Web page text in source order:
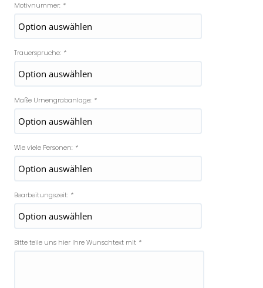
Motivnummer: *
Trauerspruche: *
Maße Urnengrabanlage: *
Wie viele Personen: *
Bearbeitungszeit: *
Bitte teile uns hier Ihre Wunschtext mit *